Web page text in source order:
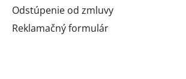
Odstúpenie od zmluvy
Reklamačný formulár